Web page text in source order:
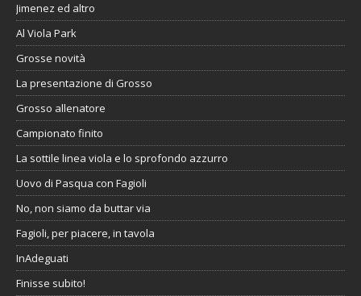
Jimenez ed altro
Al Viola Park
Grosse novità
La presentazione di Grosso
Grosso allenatore
Campionato finito
La sottile linea viola e lo sprofondo azzurro
Uovo di Pasqua con Fagioli
No, non siamo da buttar via
Fagioli, per piacere, in tavola
InAdeguati
Finisse subito!